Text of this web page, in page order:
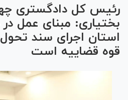
رئیس کل دادگستری
بختیاری: مبنای عمل
استان اجرای سند تحول
قوه قضاییه است